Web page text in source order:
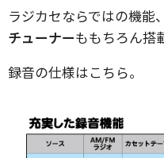
ラジカセならではの機能、
チューナーももちろん搭
録音の仕様はこちら。